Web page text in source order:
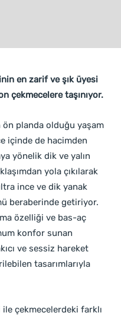
en zarif ve şık üyesi
çekmecelere taşınıyor.
planda olduğu yaşam
içinde de hacimden
yönelik dik ve yalın
yola çıkılarak
ince ve dik yanak
beraberinde getiriyor.
özelliği ve bas-aç
konfor sunan
ve sessiz hareket
tasarımlarıyla
çekmecelerdeki farklı